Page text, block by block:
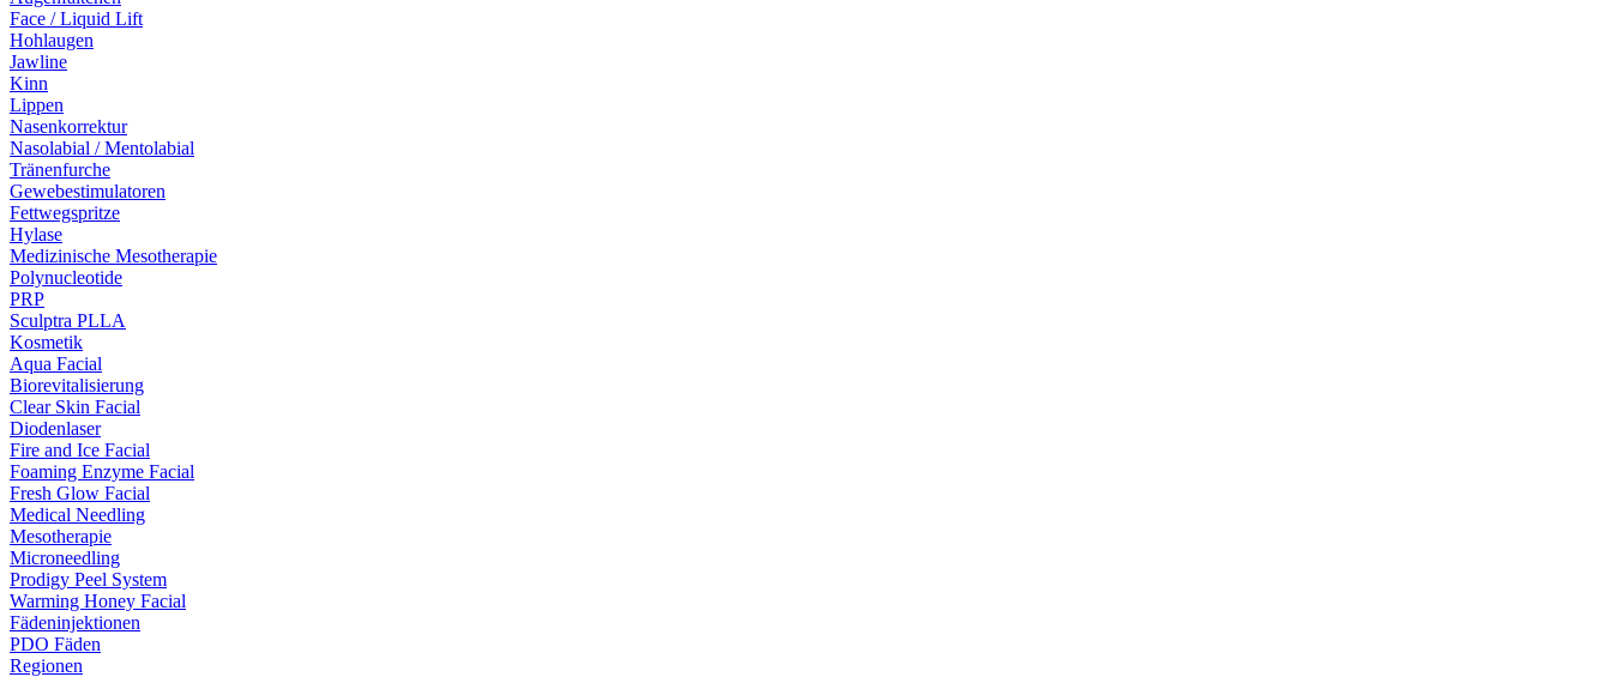
Face / Liquid Lift
Hohlaugen
Jawline
Kinn
Lippen
Nasenkorrektur
Nasolabial / Mentolabial
Tränenfurche
Gewebestimulatoren
Fettwegspritze
Hylase
Medizinische Mesotherapie
Polynucleotide
PRP
Sculptra PLLA
Kosmetik
Aqua Facial
Biorevitalisierung
Clear Skin Facial
Diodenlaser
Fire and Ice Facial
Foaming Enzyme Facial
Fresh Glow Facial
Medical Needling
Mesotherapie
Microneedling
Prodigy Peel System
Warming Honey Facial
Fädeninjektionen
PDO Fäden
Regionen